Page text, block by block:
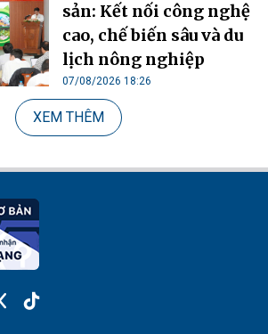
sản: Kết nối công nghệ
cao, chế biến sâu và du
lịch nông nghiệp
07/08/2026 18:26
XEM THÊM